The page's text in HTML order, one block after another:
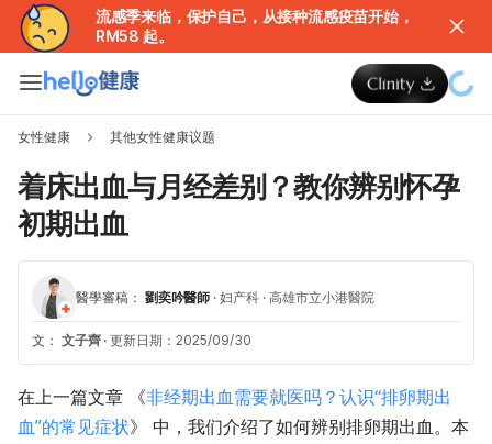
流感季来临，保护自己，从接种流感疫苗开始，
RM58 起。
女性健康 其他女性健康议题
着床出血与月经差别？教你辨别怀孕
初期出血
醫學審稿： 劉奕吟醫師 · 妇产科 · 高雄市立小港醫院
文： 文子齊 · 更新日期：2025/09/30
在上一篇文章 《非经期出血需要就医吗？认识“排卵期出
血”的常见症状》 中，我们介绍了如何辨别排卵期出血。本